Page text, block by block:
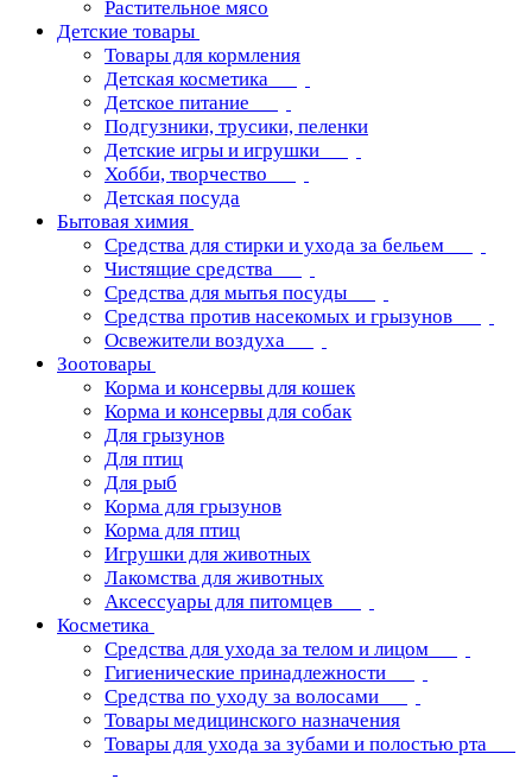
Растительное мясо
Детские товары
Товары для кормления
Детская косметика
Детское питание
Подгузники, трусики, пеленки
Детские игры и игрушки
Хобби, творчество
Детская посуда
Бытовая химия
Средства для стирки и ухода за бельем
Чистящие средства
Средства для мытья посуды
Средства против насекомых и грызунов
Освежители воздуха
Зоотовары
Корма и консервы для кошек
Корма и консервы для собак
Для грызунов
Для птиц
Для рыб
Корма для грызунов
Корма для птиц
Игрушки для животных
Лакомства для животных
Аксессуары для питомцев
Косметика
Средства для ухода за телом и лицом
Гигиенические принадлежности
Средства по уходу за волосами
Товары медицинского назначения
Товары для ухода за зубами и полостью рта